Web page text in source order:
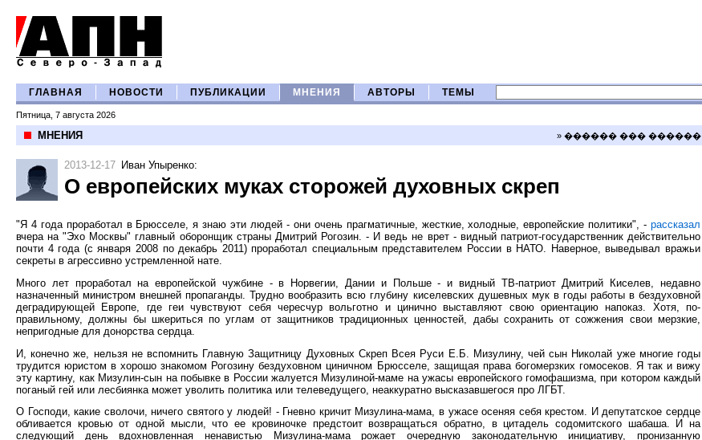
ГЛАВНАЯ НОВОСТИ ПУБЛИКАЦИИ МНЕНИЯ АВТОРЫ ТЕМЫ
Пятница, 7 августа 2026
МНЕНИЯ » ������ ��� ������
2013-12-17 Иван Упыренко:
О европейских муках сторожей духовных скреп
"Я 4 года проработал в Брюсселе, я знаю эти людей - они очень прагматичные, жесткие, холодные, европейские политики", - рассказал
вчера на "Эхо Москвы" главный оборонщик страны Дмитрий Рогозин. - И ведь не врет - видный патриот-государственник действительно
почти 4 года (с января 2008 по декабрь 2011) проработал специальным представителем России в НАТО. Наверное, выведывал вражьи
секреты в агрессивно устремленной нате.
Много лет проработал на европейской чужбине - в Норвегии, Дании и Польше - и видный ТВ-патриот Дмитрий Киселев, недавно
назначенный министром внешней пропаганды. Трудно вообразить всю глубину киселевских душевных мук в годы работы в бездуховной
деградирующей Европе, где геи чувствуют себя чересчур вольготно и цинично выставляют свою ориентацию напоказ. Хотя, по-
правильному, должны бы шкериться по углам от защитников традиционных ценностей, дабы сохранить от сожжения свои мерзкие,
непригодные для донорства сердца.
И, конечно же, нельзя не вспомнить Главную Защитницу Духовных Скреп Всея Руси Е.Б. Мизулину, чей сын Николай уже многие годы
трудится юристом в хорошо знакомом Рогозину бездуховном циничном Брюсселе, защищая права богомерзких гомосеков. Я так и вижу
эту картину, как Мизулин-сын на побывке в России жалуется Мизулиной-маме на ужасы европейского гомофашизма, при котором каждый
поганый гей или лесбиянка может уволить политика или телеведущего, неаккуратно высказавшегося про ЛГБТ.
О Господи, какие сволочи, ничего святого у людей! - Гневно кричит Мизулина-мама, в ужасе осеняя себя крестом. И депутатское сердце
обливается кровью от одной мысли, что ее кровиночке предстоит возвращаться обратно, в цитадель содомитского шабаша. И на
следующий день вдохновленная ненавистью Мизулина-мама рожает очередную законодательную инициативу, пронизанную